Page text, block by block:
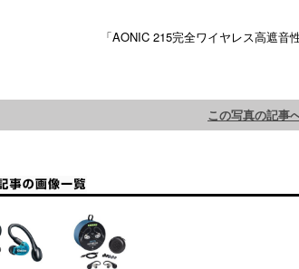
「AONIC 215完全ワイヤレス高遮音
この写真の記事